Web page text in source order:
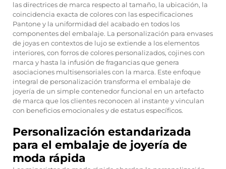
las directrices de marca respecto al tamaño, la ubicación, la
coincidencia exacta de colores con las especificaciones
Pantone y la uniformidad del acabado en todos los
componentes del embalaje. La personalización para envases
de joyasen contextos de lujo se extiende a los elementos
interiores, con forros de colores personalizados, cojines con
marca y hasta la infusión de fragancias que genera
asociaciones multisensoriales con la marca. Este enfoque
integral de personalización transforma el embalaje de
joyería de un simple contenedor funcional en un artefacto
de marca que los clientes reconocen al instante y vinculan
con beneficios emocionales y de estatus específicos.
Personalización estandarizada
para el embalaje de joyería de
moda rápida